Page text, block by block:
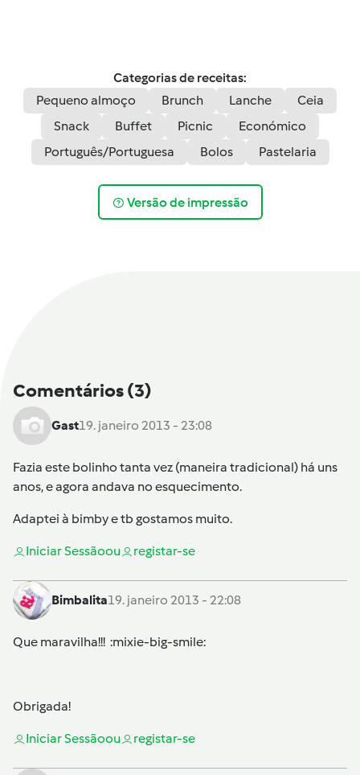
Categorias de receitas:
Pequeno almoço
Brunch Lanche
Ceia
Snack
Buffet Picnic
Económico
Português/Portuguesa
Bolos Pastelaria
Versão de impressão
Comentários(3)
Gast19. janeiro 2013 - 23:08
Fazia este bolinho tanta vez (maneira tradicional) há uns
anos, e agora andava no esquecimento.
Adaptei à bimby e tb gostamos muito.
Iniciar Sessãoou registar-se
Bimbalita19. janeiro 2013 - 22:08
Que maravilha!!! :mixie-big-smile:
Obrigada!
Iniciar Sessãoou registar-se